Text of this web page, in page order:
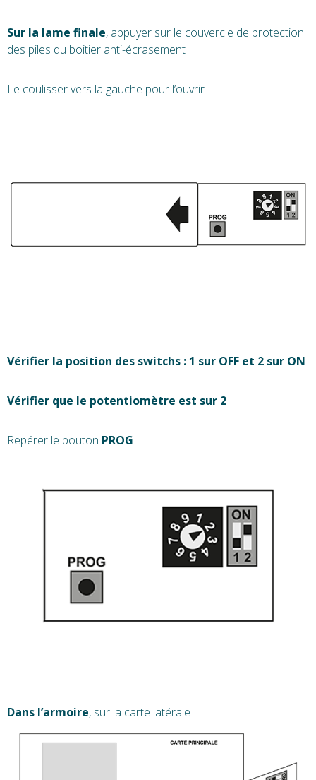
Sur la lame finale, appuyer sur le couvercle de protection
des piles du boitier anti-écrasement
Le coulisser vers la gauche pour l’ouvrir
Vérifier la position des switchs : 1 sur OFF et 2 sur ON
Vérifier que le potentiomètre est sur 2
Repérer le bouton PROG
Dans l’armoire, sur la carte latérale